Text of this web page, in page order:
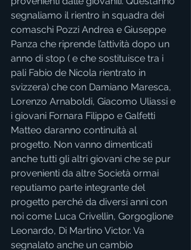
segnaliamo il rientro in squadra dei
comaschi Pozzi Andrea e Giuseppe
Panza che riprende l’attività dopo un
anno di stop ( e che sostituisce tra i
pali Fabio de Nicola rientrato in
svizzera) che con Damiano Maresca,
Lorenzo Arnaboldi, Giacomo Uliassi e
i giovani Fornara Filippo e Galfetti
Matteo daranno continuità al
progetto. Non vanno dimenticati
anche tutti gli altri giovani che se pur
provenienti da altre Società ormai
reputiamo parte integrante del
progetto perché da diversi anni con
noi come Luca Crivellin, Gorgoglione
Leonardo, Di Martino Victor. Va
segnalato anche un cambio